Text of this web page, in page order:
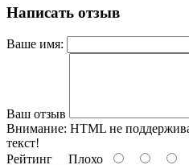
Написать отзыв
Ваше имя:
Ваш отзыв
Внимание: HTML не
текст!
Рейтинг Плохо